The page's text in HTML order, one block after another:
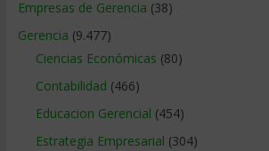
Empresas de Gerencia (38)
Gerencia (9.477)
Ciencias Económicas (80)
Contabilidad (466)
Educacion Gerencial (454)
Estrategia Empresarial (304)